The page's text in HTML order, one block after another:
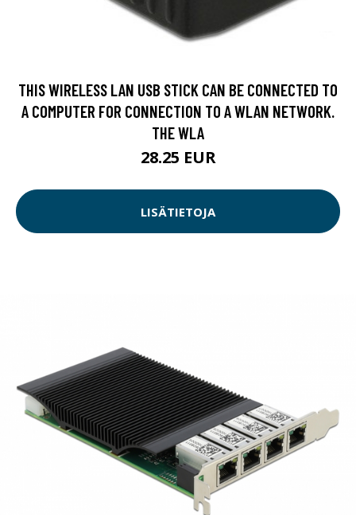
THIS WIRELESS LAN USB STICK CAN BE CONNECTED TO
A COMPUTER FOR CONNECTION TO A WLAN NETWORK.
THE WLA
28.25 EUR
LISÄTIETOJA